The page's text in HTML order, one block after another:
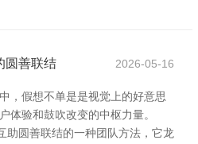
圆善联结 2026-05-16
，假想不单是是视觉上的好意思
体验和鼓吹改变的中枢力量。
助圆善联结的一种团队方法，它龙